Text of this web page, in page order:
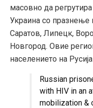
масовно да
Украина со празнење
Саратов, Липецк,
Новгород. Овие
населението на
Russian
with HIV in an
mobilization &